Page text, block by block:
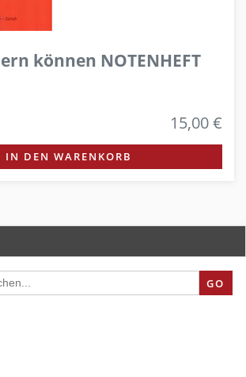
können NOTENHEFT
15,00 €
IN DEN WARENKORB
GO